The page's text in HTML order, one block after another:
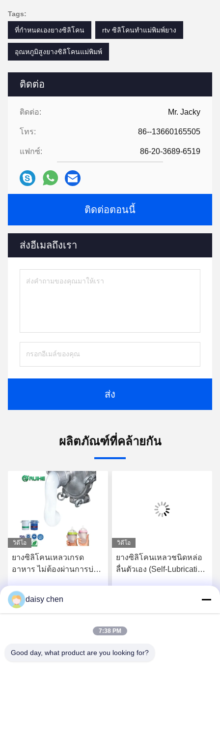
ติดต่อ
ติดต่อ: Mr. Jacky
โทร: 86--13660165505
แฟกซ์: 86-20-3689-6519
ติดต่อตอนนี้
ส่งอีเมลถึงเรา
ส่ง
Tags:
ที่กำหนดเองยางซิลิโคน rtv ซิลิโคนทำแม่พิมพ์ยาง
อุณหภูมิสูงยางซิลิโคนแม่พิมพ์
ผลิตภัณฑ์ที่คล้ายกัน
วิดีโอ
ยางซิลิโคนเหลวเกรด
อาหาร ไม่ต้องผ่านการบ่ม
ผลิตภัณฑ์เด็กและชิ้นส่วน
สัมผัสอาหารรับราคาที่ดีที่สุด
วิดีโอ
ยางซิลิโคนเหลวชนิดหล่อ
ลื่นตัวเอง (Self-Lubricating
daisy chen
7:38 PM
Good day, what product are you looking for?